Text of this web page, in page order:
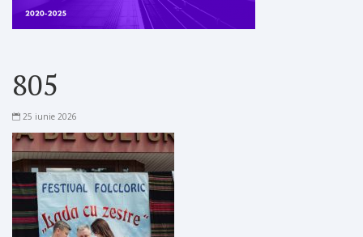
805
25 iunie 2026